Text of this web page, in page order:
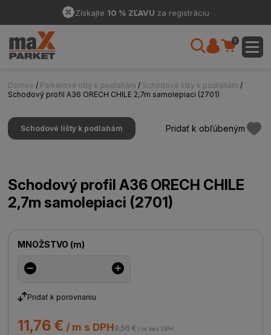
Získajte 10 % ZĽAVU za registráciu
0
Domov / Parketové lišty k podlahám / Schodové lišty k podlahám /
Schodový profil A36 ORECH CHILE 2,7m samolepiaci (2701)
Schodové lišty k podlahám Pridať k obľúbeným
Schodový profil A36 ORECH CHILE
2,7m samolepiaci (2701)
MNOŽSTVO (m)
Pridať k porovnaniu
11,76 € / m s DPH9,56 € / m bez DPH